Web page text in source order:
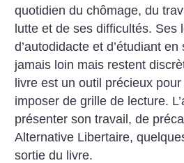
quotidien du chômage, du
lutte et de ses difficultés. Ses
d’autodidacte et d’étudiant
jamais loin mais restent
livre est un outil précieux
imposer de grille de lecture.
présenter son travail, de
Alternative Libertaire,
sortie du livre.